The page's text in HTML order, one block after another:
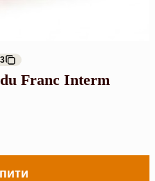
Franc Interm